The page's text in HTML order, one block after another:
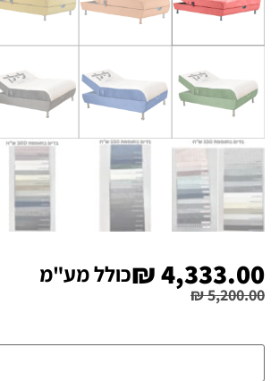
₪5,200.00
₪4,333.00 כולל מע"מ